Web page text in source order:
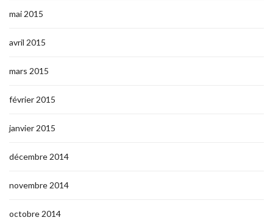
mai 2015
avril 2015
mars 2015
février 2015
janvier 2015
décembre 2014
novembre 2014
octobre 2014